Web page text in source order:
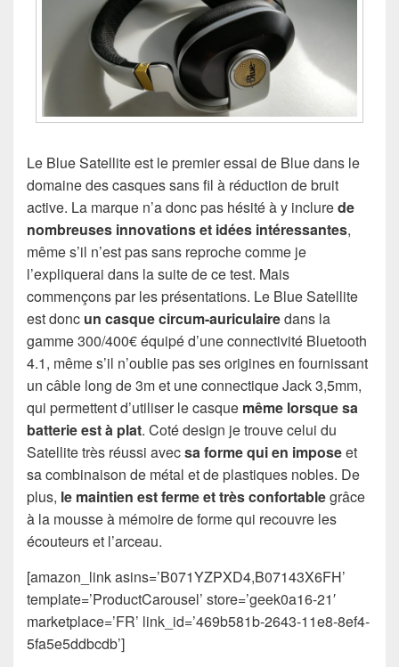
Le Blue Satellite est le premier essai de Blue dans le
domaine des casques sans fil à réduction de bruit
active. La marque n’a donc pas hésité à y inclurede
nombreuses innovations et idées intéressantes,
même s’il n’est pas sans reproche comme je
l’expliquerai dans la suite de ce test. Mais
commençons par les présentations. Le Blue Satellite
est donc un casque circum-auriculairedans la
gamme 300/400€ équipé d’une connectivité Bluetooth
4.1, même s’il n’oublie pas ses origines en fournissant
un câble long de 3m et une connectique Jack 3,5mm,
qui permettent d’utiliser le casque même lorsque sa
batterie est à plat. Coté design je trouve celui du
Satellite très réussi avecsa forme qui en imposeet
sa combinaison de métal et de plastiques nobles. De
plus, le maintien est ferme et très confortablegrâce
à la mousse à mémoire de forme qui recouvre les
écouteurs et l’arceau.
[amazon_link asins=’B071YZPXD4,B07143X6FH’
template=’ProductCarousel’ store=’geek0a16-21′
marketplace=’FR’ link_id=’469b581b-2643-11e8-8ef4-
5fa5e5ddbcdb’]